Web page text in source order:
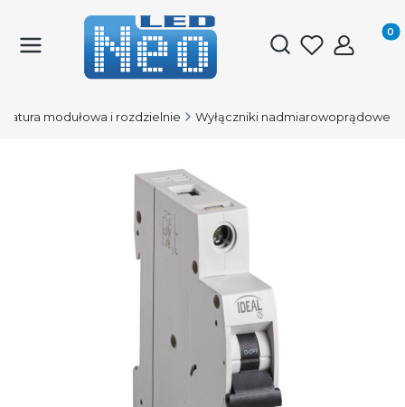
Otwórz
modułowa i rozdzielnie Wyłączniki nadmiarowoprądowe